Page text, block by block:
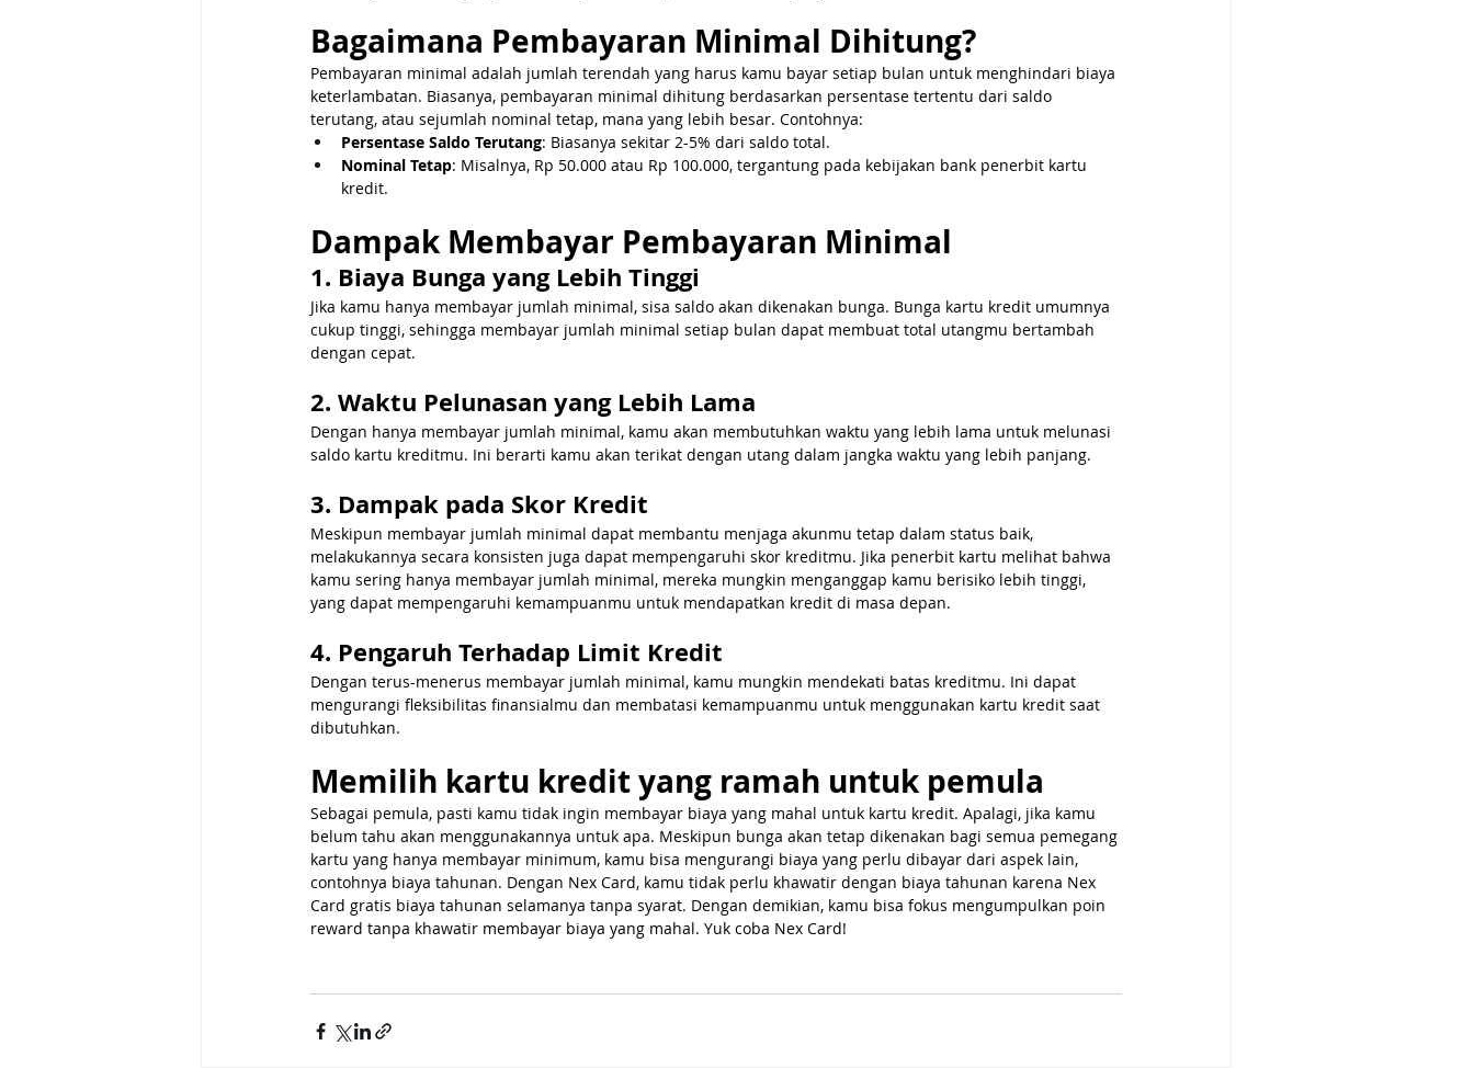
Bagaimana Pembayaran Minimal Dihitung?
Pembayaran minimal adalah jumlah terendah yang harus kamu bayar setiap bulan untuk menghindari biaya
keterlambatan. Biasanya, pembayaran minimal dihitung berdasarkan persentase tertentu dari saldo
terutang, atau sejumlah nominal tetap, mana yang lebih besar. Contohnya:
Persentase Saldo Terutang: Biasanya sekitar 2-5% dari saldo total.
Nominal Tetap: Misalnya, Rp 50.000 atau Rp 100.000, tergantung pada kebijakan bank penerbit kartu
kredit.
Dampak Membayar Pembayaran Minimal
1. Biaya Bunga yang Lebih Tinggi
Jika kamu hanya membayar jumlah minimal, sisa saldo akan dikenakan bunga. Bunga kartu kredit umumnya
cukup tinggi, sehingga membayar jumlah minimal setiap bulan dapat membuat total utangmu bertambah
dengan cepat.
2. Waktu Pelunasan yang Lebih Lama
Dengan hanya membayar jumlah minimal, kamu akan membutuhkan waktu yang lebih lama untuk melunasi
saldo kartu kreditmu. Ini berarti kamu akan terikat dengan utang dalam jangka waktu yang lebih panjang.
3. Dampak pada Skor Kredit
Meskipun membayar jumlah minimal dapat membantu menjaga akunmu tetap dalam status baik,
melakukannya secara konsisten juga dapat mempengaruhi skor kreditmu. Jika penerbit kartu melihat bahwa
kamu sering hanya membayar jumlah minimal, mereka mungkin menganggap kamu berisiko lebih tinggi,
yang dapat mempengaruhi kemampuanmu untuk mendapatkan kredit di masa depan.
4. Pengaruh Terhadap Limit Kredit
Dengan terus-menerus membayar jumlah minimal, kamu mungkin mendekati batas kreditmu. Ini dapat
mengurangi fleksibilitas finansialmu dan membatasi kemampuanmu untuk menggunakan kartu kredit saat
dibutuhkan.
Memilih kartu kredit yang ramah untuk pemula
Sebagai pemula, pasti kamu tidak ingin membayar biaya yang mahal untuk kartu kredit. Apalagi, jika kamu
belum tahu akan menggunakannya untuk apa. Meskipun bunga akan tetap dikenakan bagi semua pemegang
kartu yang hanya membayar minimum, kamu bisa mengurangi biaya yang perlu dibayar dari aspek lain,
contohnya biaya tahunan. Dengan Nex Card, kamu tidak perlu khawatir dengan biaya tahunan karena Nex
Card gratis biaya tahunan selamanya tanpa syarat. Dengan demikian, kamu bisa fokus mengumpulkan poin
reward tanpa khawatir membayar biaya yang mahal. Yuk coba Nex Card!